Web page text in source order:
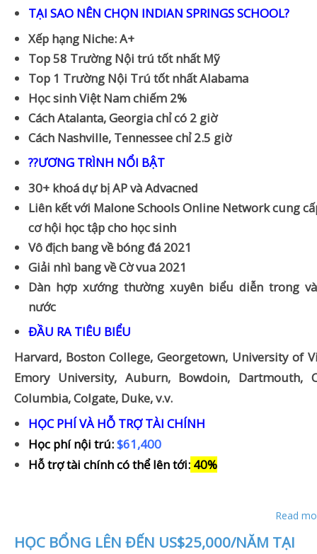
TẠI SAO NÊN CHỌN INDIAN SPRINGS SCHOOL?
Xếp hạng Niche: A+
Top 58 Trường Nội trú tốt nhất Mỹ
Top 1 Trường Nội Trú tốt nhất Alabama
Học sinh Việt Nam chiếm 2%
Cách Atalanta, Georgia chỉ có 2 giờ
Cách Nashville, Tennessee chỉ 2.5 giờ
??ƯƠNG TRÌNH NỔI BẬT
30+ khoá dự bị AP và Advacned
Liên kết với Malone Schools Online Network cung
cơ hội học tập cho học sinh
Vô địch bang về bóng đá 2021
Giải nhì bang về Cờ vua 2021
Dàn hợp xướng thường xuyên biểu diễn trong
nước
ĐẦU RA TIÊU BIỂU
Harvard, Boston College, Georgetown, University of
Emory University, Auburn, Bowdoin, Dartmouth,
Columbia, Colgate, Duke, v.v.
HỌC PHÍ VÀ HỖ TRỢ TÀI CHÍNH
Học phí nội trú:$61,400
Hỗ trợ tài chính có thể lên tới: 40%
Read
HỌC BỔNG LÊN ĐẾN US$25,000/NĂM TẠI